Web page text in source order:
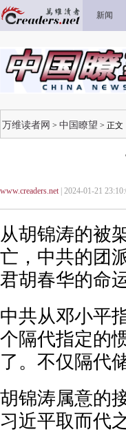
新闻
万维读者网 > 中国瞭望 > 正文
www.creaders.net| 2024-01-21
从胡锦涛的被
亡，中共的团
君胡春华的命
中共从邓小平
个隔代指定的
了。不仅隔代
胡锦涛属意的
习近平取而代